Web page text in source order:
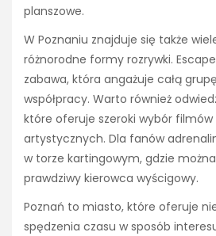
planszowe.
W Poznaniu znajduje się także
różnorodne formy rozrywki.
zabawa, która angażuje całą
współpracy. Warto również
które oferuje szeroki wybór filmów
artystycznych. Dla fanów
w torze kartingowym, gdzie
prawdziwy kierowca wyścigowy.
Poznań to miasto, które oferuje
spędzenia czasu w sposób